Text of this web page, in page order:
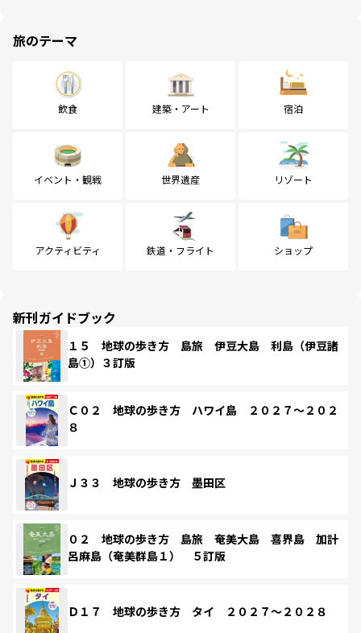
旅のテーマ
飲食 建築・アート 宿泊
イベント・観戦 世界遺産 リゾート
アクティビティ 鉄道・フライト ショップ
新刊ガイドブック
１５ 地球の歩き方 島旅 伊豆大島 利島（伊豆諸
島①）３訂版
Ｃ０２ 地球の歩き方 ハワイ島 ２０２７～２０２
８
Ｊ３３ 地球の歩き方 墨田区
０２ 地球の歩き方 島旅 奄美大島 喜界島 加計
呂麻島（奄美群島１） ５訂版
Ｄ１７ 地球の歩き方 タイ ２０２７～２０２８